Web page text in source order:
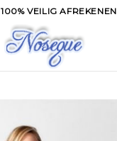
100% VEILIG AFREKENEN